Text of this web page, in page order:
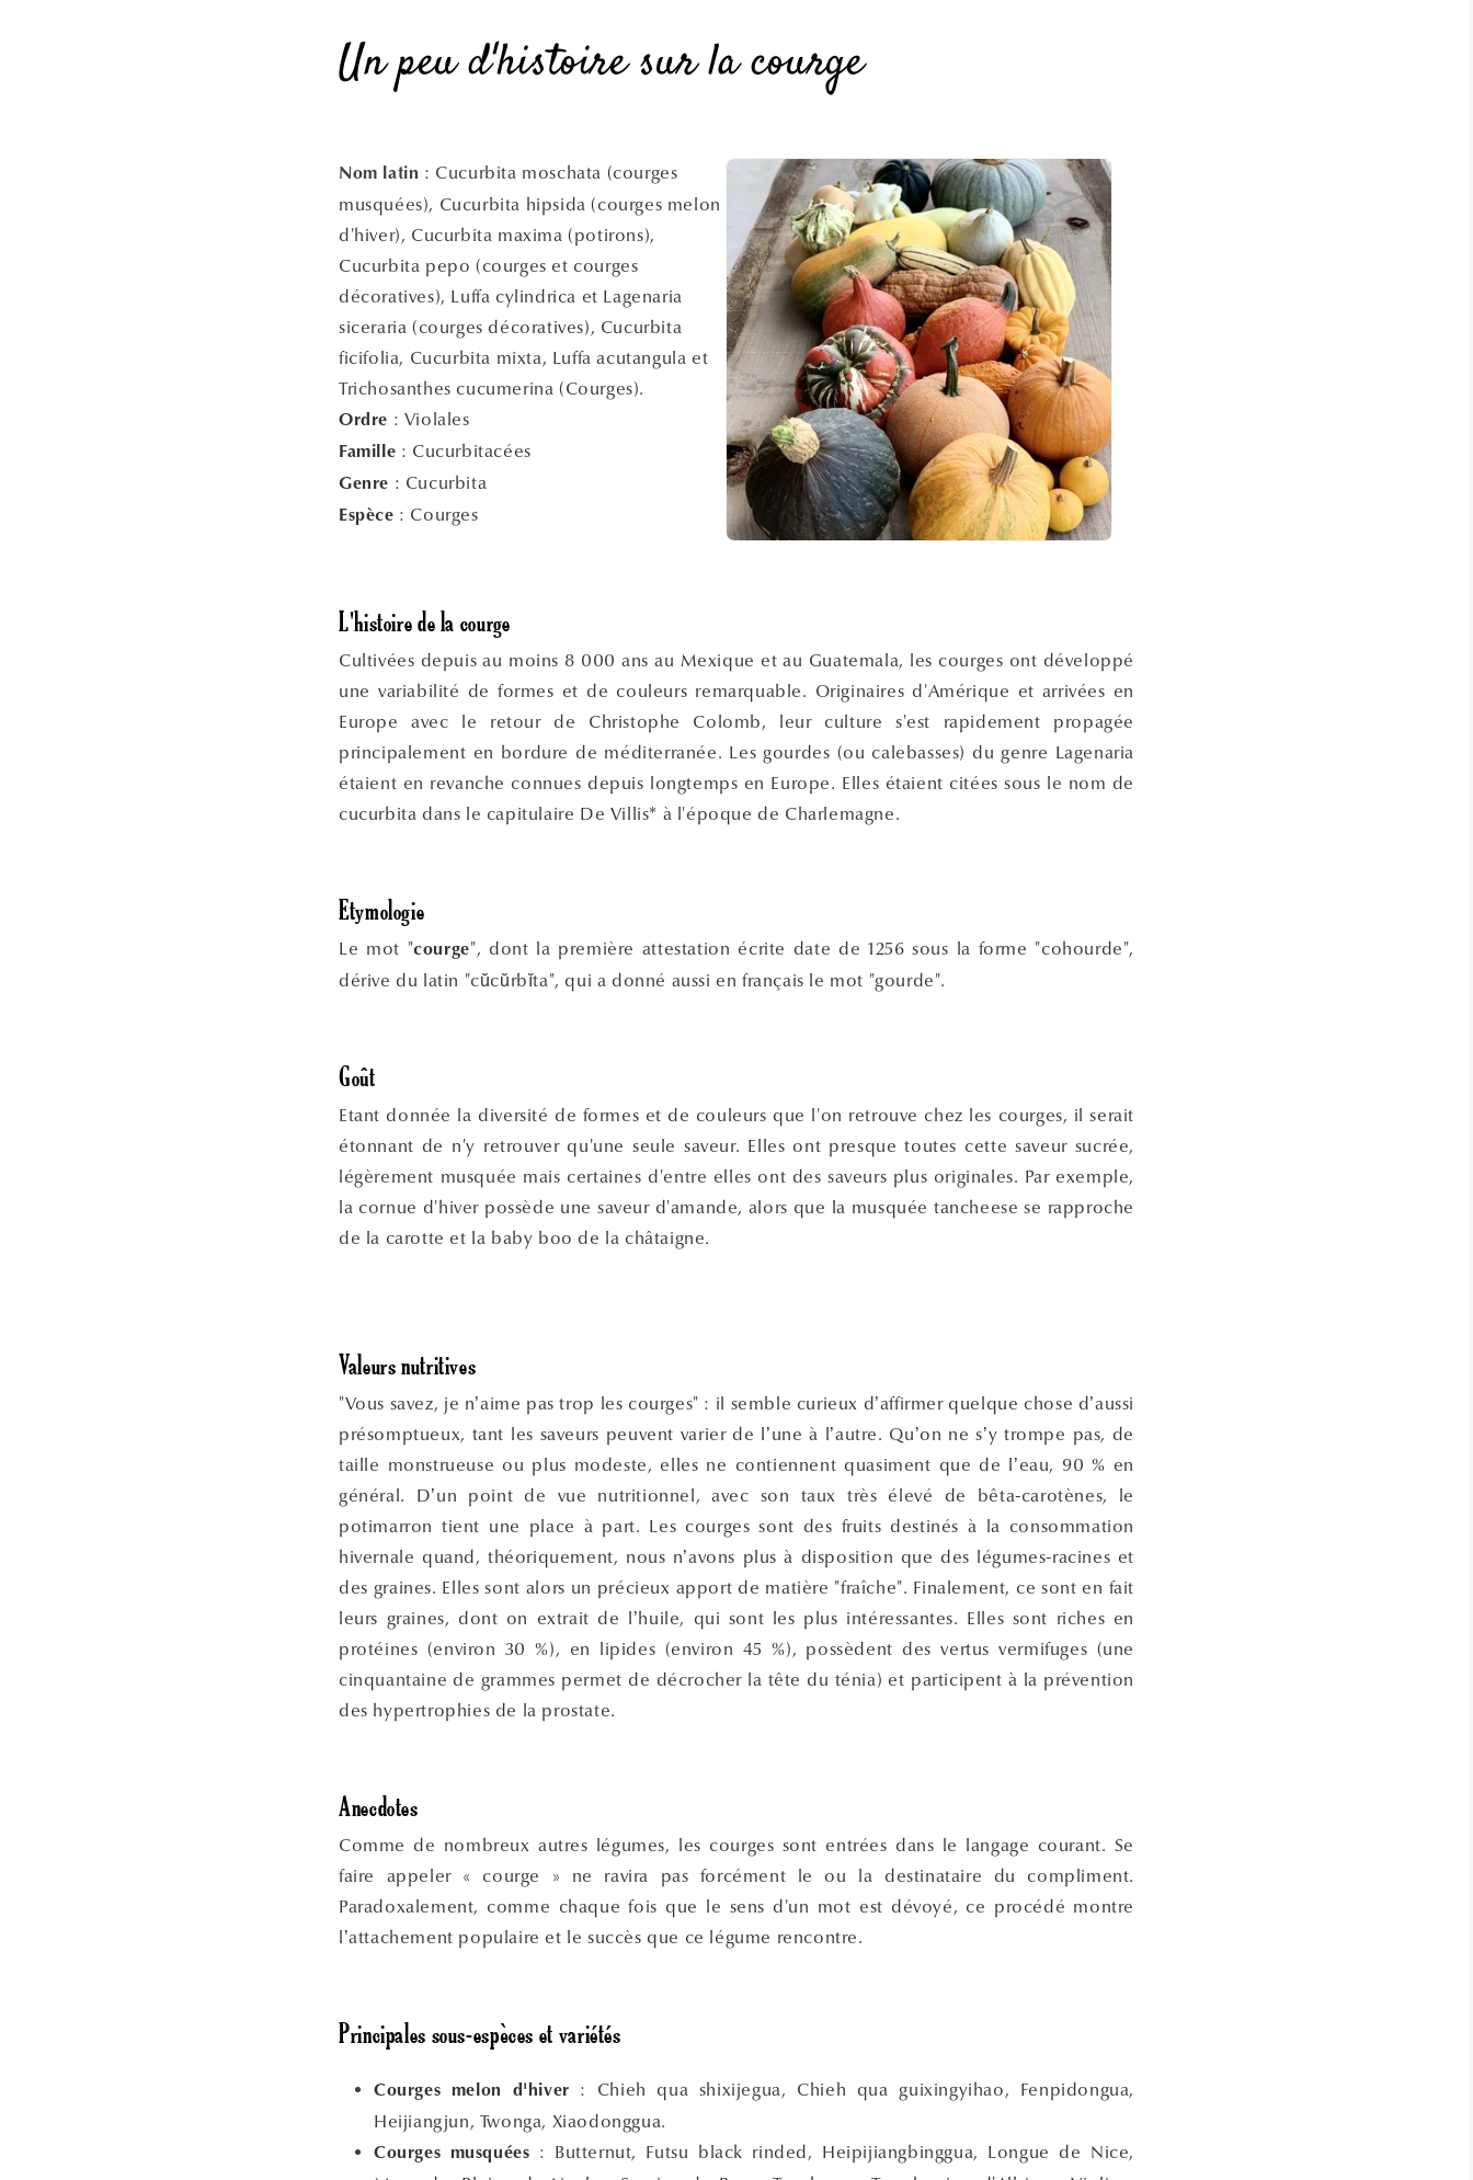
Un peu d'histoire sur la courge
Nom latin : Cucurbita moschata (courges
musquées), Cucurbita hipsida (courges melon
d'hiver), Cucurbita maxima (potirons),
Cucurbita pepo (courges et courges
décoratives), Luffa cylindrica et Lagenaria
siceraria (courges décoratives), Cucurbita
ficifolia, Cucurbita mixta, Luffa acutangula et
Trichosanthes cucumerina (Courges).
Ordre : Violales
Famille : Cucurbitacées
Genre : Cucurbita
Espèce : Courges
L'histoire de la courge
Cultivées depuis au moins 8 000 ans au Mexique et au Guatemala, les courges ont développé
une variabilité de formes et de couleurs remarquable. Originaires d'Amérique et arrivées en
Europe avec le retour de Christophe Colomb, leur culture s'est rapidement propagée
principalement en bordure de méditerranée. Les gourdes (ou calebasses) du genre Lagenaria
étaient en revanche connues depuis longtemps en Europe. Elles étaient citées sous le nom de
cucurbita dans le capitulaire De Villis* à l'époque de Charlemagne.
Etymologie
Le mot "courge", dont la première attestation écrite date de 1256 sous la forme "cohourde",
dérive du latin "cŭcŭrbĭta", qui a donné aussi en français le mot "gourde".
Goût
Etant donnée la diversité de formes et de couleurs que l'on retrouve chez les courges, il serait
étonnant de n'y retrouver qu'une seule saveur. Elles ont presque toutes cette saveur sucrée,
légèrement musquée mais certaines d'entre elles ont des saveurs plus originales. Par exemple,
la cornue d'hiver possède une saveur d'amande, alors que la musquée tancheese se rapproche
de la carotte et la baby boo de la châtaigne.
Valeurs nutritives
"Vous savez, je n’aime pas trop les courges" : il semble curieux d’affirmer quelque chose d’aussi
présomptueux, tant les saveurs peuvent varier de l’une à l’autre. Qu’on ne s’y trompe pas, de
taille monstrueuse ou plus modeste, elles ne contiennent quasiment que de l’eau, 90 % en
général. D’un point de vue nutritionnel, avec son taux très élevé de bêta-carotènes, le
potimarron tient une place à part. Les courges sont des fruits destinés à la consommation
hivernale quand, théoriquement, nous n’avons plus à disposition que des légumes-racines et
des graines. Elles sont alors un précieux apport de matière "fraîche". Finalement, ce sont en fait
leurs graines, dont on extrait de l’huile, qui sont les plus intéressantes. Elles sont riches en
protéines (environ 30 %), en lipides (environ 45 %), possèdent des vertus vermifuges (une
cinquantaine de grammes permet de décrocher la tête du ténia) et participent à la prévention
des hypertrophies de la prostate.
Anecdotes
Comme de nombreux autres légumes, les courges sont entrées dans le langage courant. Se
faire appeler « courge » ne ravira pas forcément le ou la destinataire du compliment.
Paradoxalement, comme chaque fois que le sens d'un mot est dévoyé, ce procédé montre
l’attachement populaire et le succès que ce légume rencontre.
Principales sous-espèces et variétés
Courges melon d'hiver
: Chieh qua shixijegua, Chieh qua guixingyihao, Fenpidongua,
Heijiangjun, Twonga, Xiaodonggua.
Courges musquées
: Butternut, Futsu black rinded, Heipijiangbinggua, Longue de Nice,